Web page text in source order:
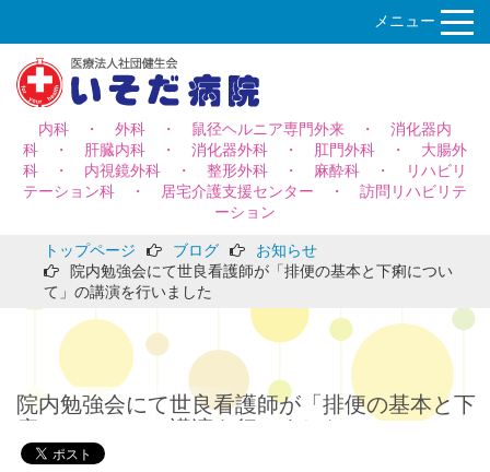
メニュー
内科 ・ 外科 ・ 鼠径ヘルニア専門外来 ・ 消化器内
科 ・ 肝臓内科 ・ 消化器外科 ・ 肛門外科 ・ 大腸外
科 ・ 内視鏡外科 ・ 整形外科 ・ 麻酔科 ・ リハビリ
テーション科 ・ 居宅介護支援センター ・ 訪問リハビリテ
ーション
トップページ ブログ
お知らせ
院内勉強会にて世良看護師が「排便の基本と下痢につい
て」の講演を行いました
院内勉強会にて世良看護師が「排便の基本と下
痢について」の講演を行いました